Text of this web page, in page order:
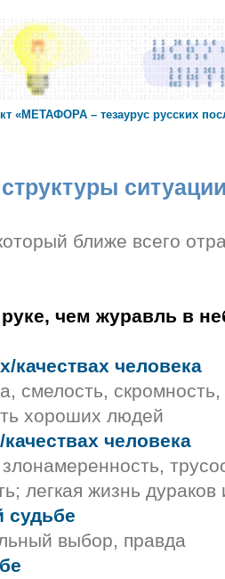
«МЕТАФОРА – тезаурус русских
ближе всего
чем журавль в
человека
смелость,
хороших людей
человека
легкая жизнь дураков
судьбе
выбор, правда